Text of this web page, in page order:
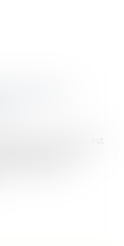
MÉDICALE :
?
médicales est
ou les
des